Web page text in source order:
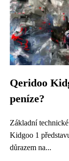
Qeridoo
peníze?
Základní
Kidgoo 1
důrazem na...